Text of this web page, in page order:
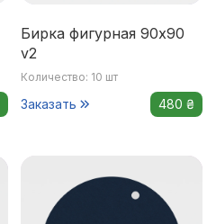
Бирка фигурная 90x90
v2
Количество: 10 шт
Заказать 480 ₴